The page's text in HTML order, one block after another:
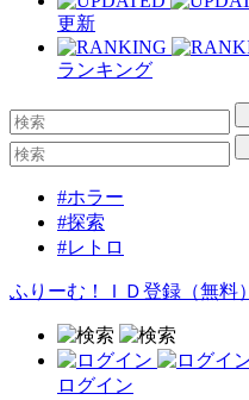
更新
ランキング
#ホラー
#探索
#レトロ
ふりーむ！ＩＤ登録（無料）
ログイン